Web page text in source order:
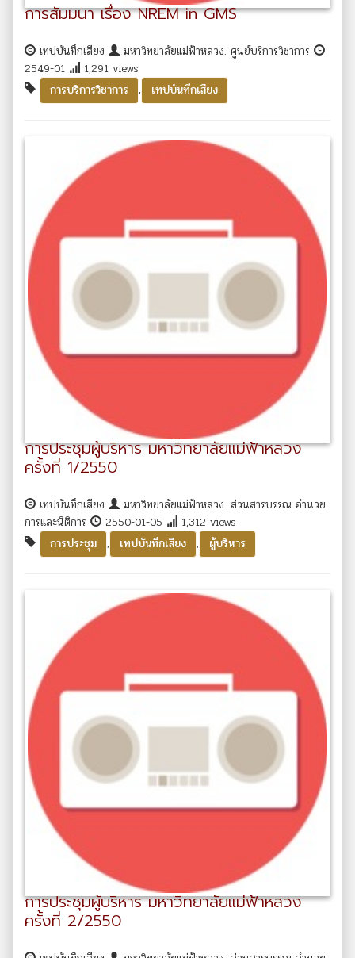
การสัมมนา เรื่อง NREM in GMS
เทปบันทึกเสียง
มหาวิทยาลัยแม่ฟ้าหลวง. ศูนย์บริการวิชาการ
2549-01
1,291 views
การบริการวิชาการ
, เทปบันทึกเสียง
การประชุมผู้บริหาร มหาวิทยาลัยแม่ฟ้าหลวง
ครั้งที่ 1/2550
เทปบันทึกเสียง
มหาวิทยาลัยแม่ฟ้าหลวง. ส่วนสารบรรณ อำนวย
การและนิติการ
2550-01-05
1,312 views
การประชุม
, เทปบันทึกเสียง , ผู้บริหาร
การประชุมผู้บริหาร มหาวิทยาลัยแม่ฟ้าหลวง
ครั้งที่ 2/2550